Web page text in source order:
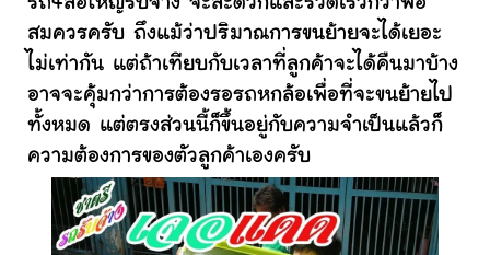
สมควรครับ ถึงแม้ว่าปริมาณการขนย้ายจะได้เยอะ
ไม่เท่ากัน แต่ถ้าเทียบกับเวลาที่ลูกค้าจะได้คืนมาบ้าง
อาจจะคุ้มกว่าการต้องรอรถหกล้อเพื่อที่จะขนย้ายไป
ทั้งหมด แต่ตรงส่วนนี้ก็ขึ้นอยู่กับความจำเป็นแล้วก็
ความต้องการของตัวลูกค้าเองครับ